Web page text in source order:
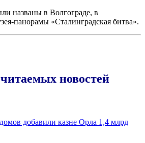
названы в Волгограде, в
панорамы «Сталинградская битва».
новостей
добавили казне Орла 1,4 млрд